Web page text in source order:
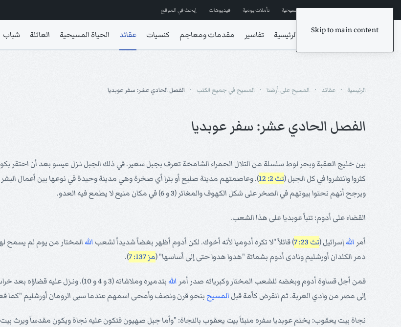
Skip to main content
إشترك في المراسلات ترانيم مسيحية تأملات يومية فيديوهات إبحث في الموقع
الرئيسية تفاسير مقدمات ومعاجم كنسيات عقائد الحياة المسيحية العائلة شباب
الرئيسية عقائد المسيح على أرضنا المسيح في جميع الكتب الفصل الحادي عشر: سفر عوبديا
الفصل الحادي عشر: سفر عوبديا
بين خليج العقبة وبحر لوط سلسلة من التلال الحمراء الشامخة تعرف بجبل سعير. في ذلك الجبل نـزل عيسو بعد أن احتقر
كثروا وانتشروا في كل الجبل (تث 2: 12
ويرجح أنهم نحتوا بيوتهم في الصخر على شكل الكهوف والمغائر (3 و 6) في مكان منيع لا يطمع فيه العدو.
القضاء على أدوم: تنبأ عوبديا على هذا الشعب.
أمر اللهإسرائيل (تث 23: 7 ) قائلاً "لا تكره أدوميا لأنه أخوك. لكن أدوم أظهر بغضاً شديداً لشعب الله
دمر الكلدان أورشليم ونادى أدوم بشماتة "هدوا هدوا حتى إلى أساسها" (مز 137: 7 ).
فمن أجل قساوة أدوم وبغضه للشعب المختار وكبريائه صدر أمر الله
بتدميره وملاشاته (3 و 4 و 10).
إلى مصر من وادي العربة. ثم انقرض كأمة قبل المسيح بنحو قرن ونصف وأمحى اسمهم عندما سبى الرومان أورشليم "كما
نجاة بيت يعقوب: يختم عوبديا سفره منبئاً بيت يعقوب بالنجاة: "وأما جبل صهيون فتكون عليه نجاة ويكون مقدساً ويرث